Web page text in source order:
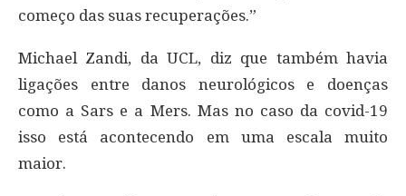
começo das suas recuperações.”
Michael Zandi, da UCL, diz que também havia
ligações entre danos neurológicos e doenças
como a Sars e a Mers. Mas no caso da covid-19
isso está acontecendo em uma escala muito
maior.